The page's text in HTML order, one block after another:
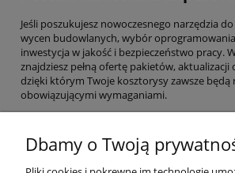
Jeśli poszukujesz nowoczesnego narzędzia
wycen budowlanych, wybór
inwestycja w jakość i bezpieczeństwo pracy.
znajdziesz pełną ofertę pakietów,
dzięki którym Twoje kosztorysy zawsze będą
obowiązującymi wymaganiami.
Dbamy o Twoją